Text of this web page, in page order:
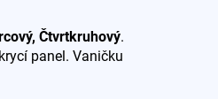
Čtvrtkruhový.
panel. Vaničku